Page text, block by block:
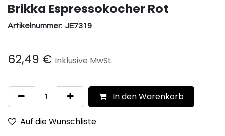
Brikka Espressokocher Rot
Artikelnummer: JE7319
62,49 € Inklusive MwSt.
In den Warenkorb
Auf die Wunschliste